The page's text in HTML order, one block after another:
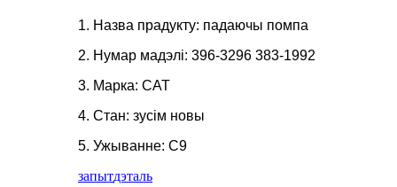
1. Назва прадукту: падаючы помпа
2. Нумар мадэлі: 396-3296 383-1992
3. Марка: CAT
4. Стан: зусім новы
5. Ужыванне: C9
запытдэталь